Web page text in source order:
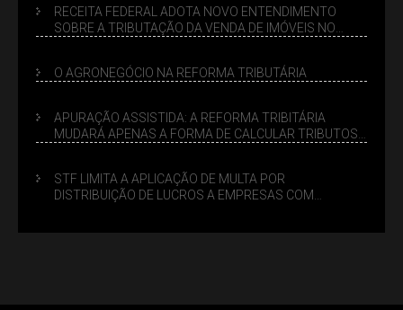
RECEITA FEDERAL ADOTA NOVO ENTENDIMENTO
SOBRE A TRIBUTAÇÃO DA VENDA DE IMÓVEIS NO
O AGRONEGÓCIO NA REFORMA TRIBUTÁRIA
APURAÇÃO ASSISTIDA: A REFORMA TRIBITÁRIA
MUDARÁ APENAS A FORMA DE CALCULAR TRIBUTOS
STF LIMITA A APLICAÇÃO DE MULTA POR
DISTRIBUIÇÃO DE LUCROS A EMPRESAS COM